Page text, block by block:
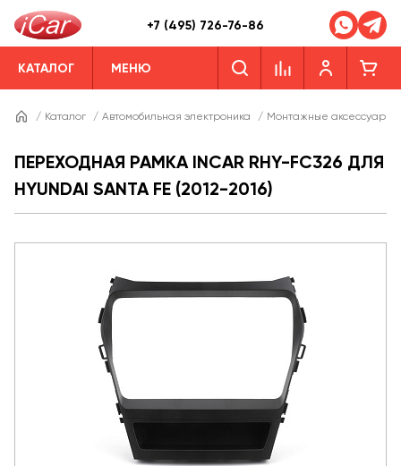
+7 (495) 726-76-86
КАТАЛОГ МЕНЮ
/ Каталог / Автомобильная электроника / Монтажные аксессуары
ПЕРЕХОДНАЯ РАМКА INCAR RHY-FC326 ДЛЯ
HYUNDAI SANTA FE (2012-2016)